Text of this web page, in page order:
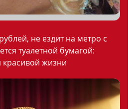
не ездит на метро с
туалетной бумагой:
красивой жизни